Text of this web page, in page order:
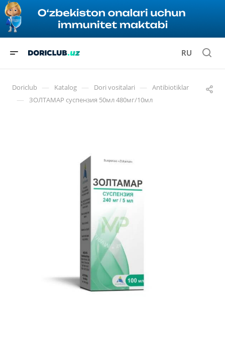
RU
Doriclub — Katalog — Dori vositalari — Antibiotiklar
— ЗОЛТАМАР суспензия 50мл 480мг/10мл